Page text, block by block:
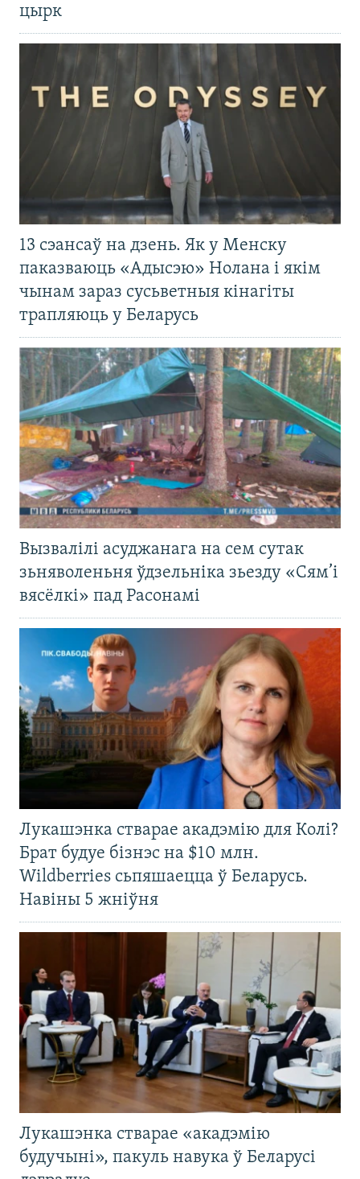
цырк
13 сэансаў на дзень. Як у Менску
паказваюць «Адысэю» Нолана і якім
чынам зараз сусьветныя кінагіты
трапляюць у Беларусь
Вызвалілі асуджанага на сем сутак
зьняволеньня ўдзельніка зьезду «Сям’і
вясёлкі» пад Расонамі
Лукашэнка стварае акадэмію для Колі?
Брат будуе бізнэс на $10 млн.
Wildberries сьпяшаецца ў Беларусь.
Навіны 5 жніўня
Лукашэнка стварае «акадэмію
будучыні», пакуль навука ў Беларусі